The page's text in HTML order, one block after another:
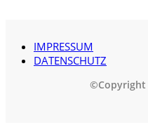
IMPRESSUM
DATENSCHUTZ
©Copyright